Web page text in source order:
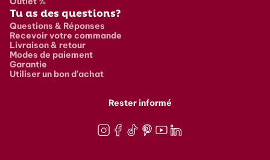
Tu as des questions?
Questions & Réponses
Recevoir votre commande
Livraison & retour
Modes de paiement
Garantie
Utiliser un bon d'achat
Rester informé